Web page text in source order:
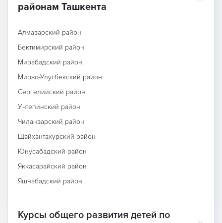
районам Ташкента
Алмазарский район
Бектимирский район
Мирабадский район
Мирзо-Улугбекский район
Сергелийский район
Учтепинский район
Чиланзарский район
Шайхантахурский район
Юнусабадский район
Яккасарайский район
Яшнабадский район
Курсы общего развития детей по